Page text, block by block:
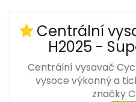
Centrální
H2025 -
Centrální vysavač
vysoce výkonný a
značky